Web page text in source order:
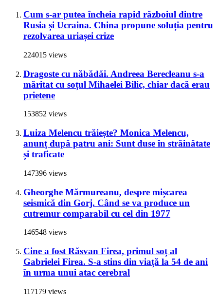
Cum s-ar putea încheia rapid războiul dintre
Rusia și Ucraina. China propune soluția pentru
rezolvarea uriașei crize
224015 views
Dragoste cu năbădăi. Andreea Berecleanu s-a
măritat cu soțul Mihaelei Bilic, chiar dacă erau
prietene
153852 views
Luiza Melencu trăiește? Monica Melencu,
anunț după patru ani: Sunt duse în străinătate
și traficate
147396 views
Gheorghe Mărmureanu, despre mișcarea
seismică din Gorj. Când se va produce un
cutremur comparabil cu cel din 1977
146548 views
Cine a fost Răsvan Firea, primul soț al
Gabrielei Firea. S-a stins din viață la 54 de ani
în urma unui atac cerebral
117179 views